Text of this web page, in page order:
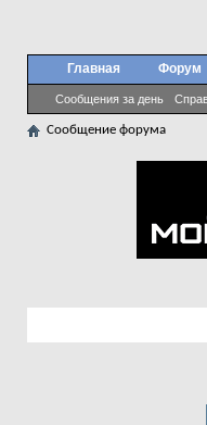
Главная Форум
Сообщения за день
Сообщение форума